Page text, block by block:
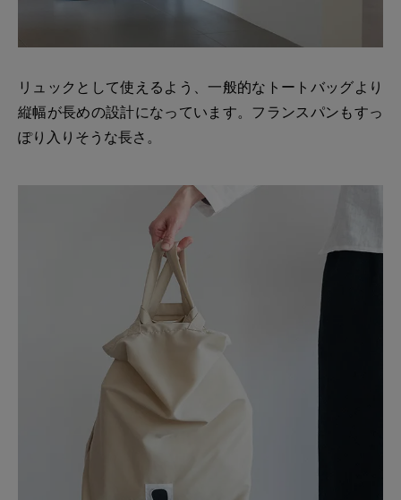
リュックとして使えるよう、一般的なトートバッグより
縦幅が長めの設計になっています。フランスパンもすっ
ぽり入りそうな長さ。